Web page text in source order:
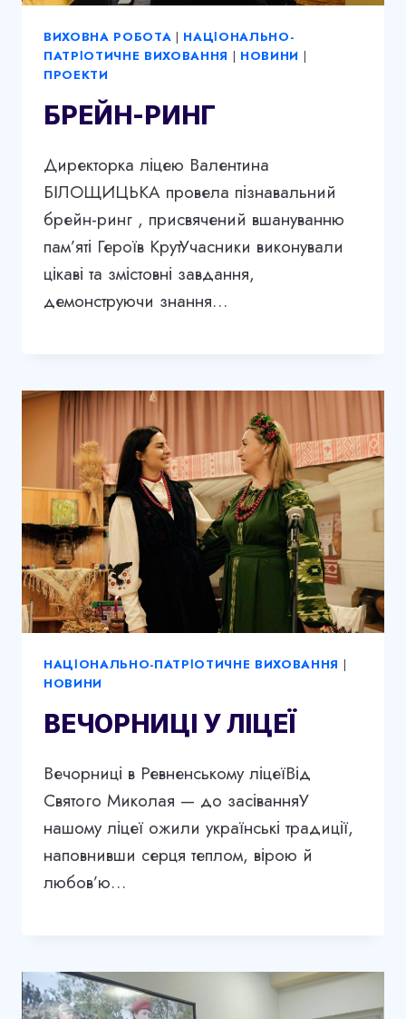
ВИХОВНА РОБОТА | НАЦІОНАЛЬНО-
ПАТРІОТИЧНЕ ВИХОВАННЯ | НОВИНИ |
ПРОЕКТИ
БРЕЙН-РИНГ
Директорка ліцею Валентина
БІЛОЩИЦЬКА провела пізнавальний
брейн-ринг , присвячений вшануванню
пам’яті Героїв КрутУчасники виконували
цікаві та змістовні завдання,
демонструючи знання…
НАЦІОНАЛЬНО-ПАТРІОТИЧНЕ ВИХОВАННЯ |
НОВИНИ
ВЕЧОРНИЦІ У ЛІЦЕЇ
Вечорниці в Ревненському ліцеїВід
Святого Миколая — до засіванняУ
нашому ліцеї ожили українські традиції,
наповнивши серця теплом, вірою й
любов’ю…